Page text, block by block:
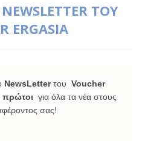
ΤΟΥ
ERGASIA
NewsLetterτου Voucher
πρώτοι για όλα τα νέα στους
σας!